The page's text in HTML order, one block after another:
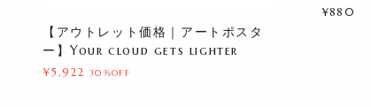
【アウトレット価格｜アートポスタ
ー】Your cloud gets lighter
¥5,922 30%OFF
¥880